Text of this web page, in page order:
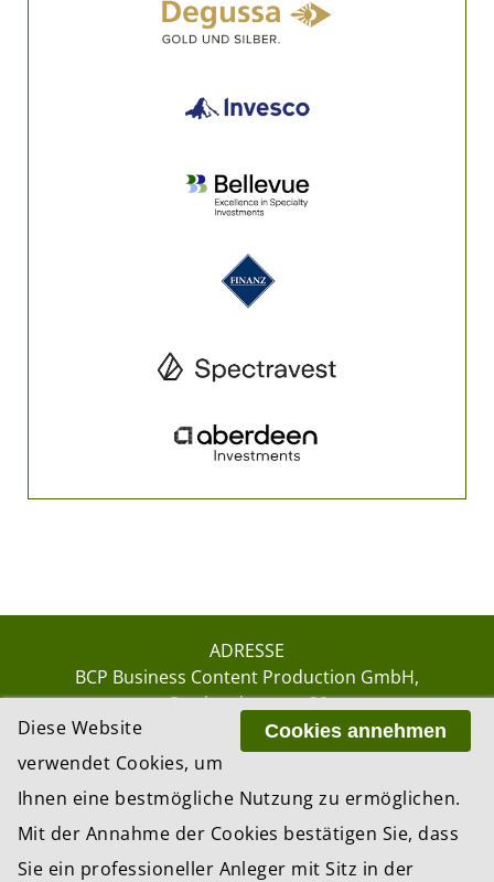
ADRESSE
BCP Business Content Production GmbH
Gotthardstrasse 38
8002 Zürich
GmbH, Zürich – Switzerland
Website by update AG, Zurich
Cookies annehmen
Diese Website
verwendet Cookies, um
Ihnen eine bestmögliche Nutzung zu ermöglichen.
Mit der Annahme der Cookies bestätigen Sie, dass
Sie ein professioneller Anleger mit Sitz in der